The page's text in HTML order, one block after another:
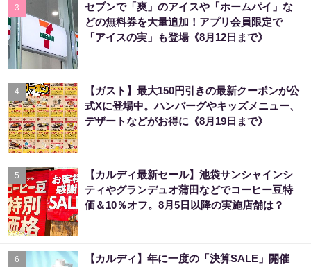
3
セブンで「爽」のアイスや「ホームパイ」な
どの無料券を大量追加！アプリ会員限定で
「アイスの実」も登場《8月12日まで》
4
【ガスト】最大150円引きの最新クーポンが公
式Xに登場中。ハンバーグやキッズメニュー、
デザートなどがお得に《8月19日まで》
5
【カルディ最新セール】池袋サンシャインシ
ティやグランデュオ蒲田などでコーヒー豆特
価＆10％オフ。8月5日以降の実施店舗は？
6
【カルディ】年に一度の「決算SALE」開催